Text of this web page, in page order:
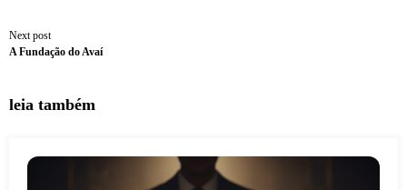
Next post
A Fundação do Avaí
leia também